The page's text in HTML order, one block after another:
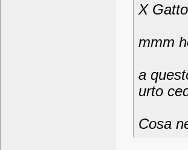
X Gatto
mmm
a
urto
Cosa